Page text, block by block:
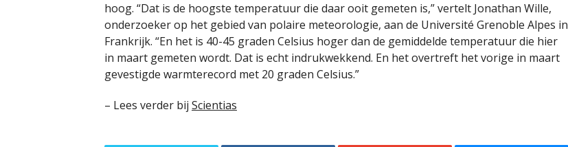
hoog. “Dat is de hoogste temperatuur die daar ooit gemeten is,” vertelt Jonathan Wille,
onderzoeker op het gebied van polaire meteorologie, aan de Université Grenoble Alpes in
Frankrijk. “En het is 40-45 graden Celsius hoger dan de gemiddelde temperatuur die hier
in maart gemeten wordt. Dat is echt indrukwekkend. En het overtreft het vorige in maart
gevestigde warmterecord met 20 graden Celsius.”
– Lees verder bij Scientias